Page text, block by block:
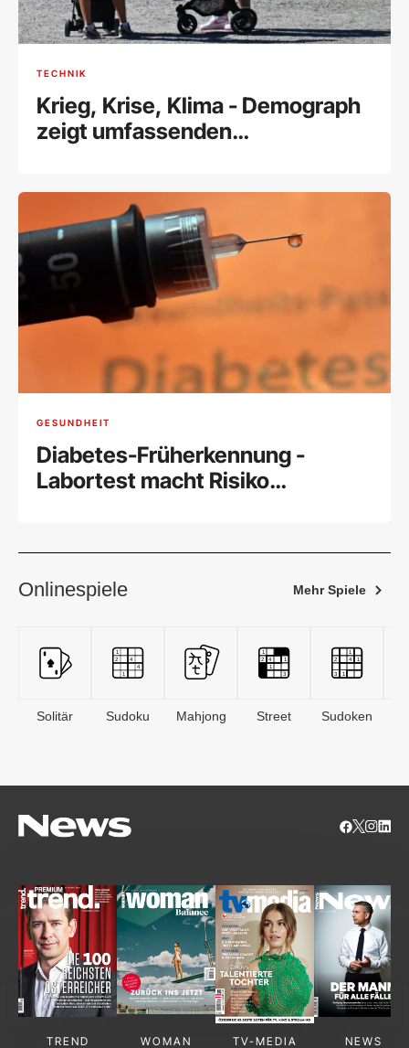
TECHNIK
Krieg, Krise, Klima - Demograph
zeigt umfassenden
GESUNDHEIT
Diabetes-Früherkennung -
Labortest macht Risiko
Onlinespiele Mehr Spiele
Solitär Sudoku Mahjong Street Sudoken
TREND WOMAN TV-MEDIA NEWS